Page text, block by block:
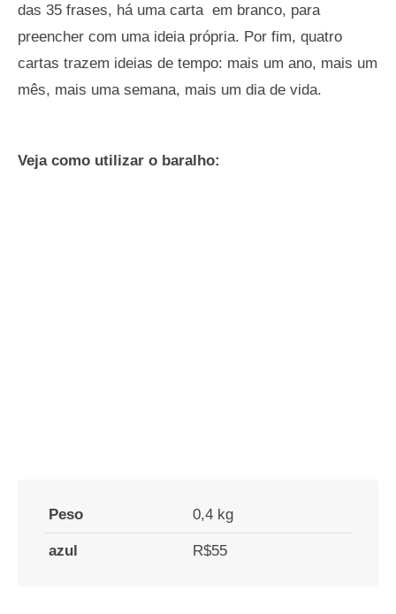
das 35 frases, há uma carta em branco, para
preencher com uma ideia própria. Por fim, quatro
cartas trazem ideias de tempo: mais um ano, mais um
mês, mais uma semana, mais um dia de vida.
Veja como utilizar o baralho:
Peso 0,4 kg
azul R$55